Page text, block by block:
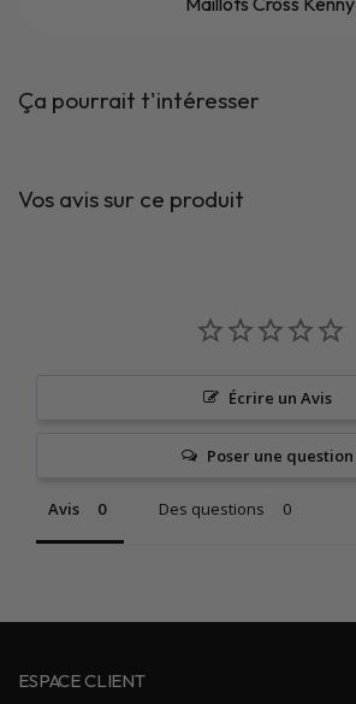
Ça pourrait t'intéresser
Vos avis sur ce produit
Écrire un Avis
Poser une question
Avis Des questions
ESPACE CLIENT